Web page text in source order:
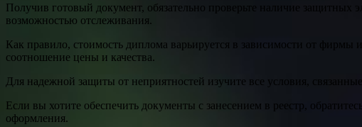
Получив готовый документ, обязательно проверьте наличие защитных
возможностью отслеживания.
Как правило, стоимость диплома варьируется в зависимости от
соотношение цены и качества.
Для надежной защиты от неприятностей изучите все условия,
Если вы хотите обеспечить документы с занесением в реестр,
оформления.